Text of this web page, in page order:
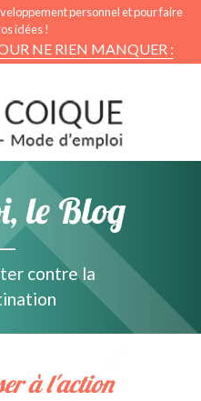
personnel et pour faire
idées !
NE RIEN MANQUER :
le Blog
contre la
à l'action